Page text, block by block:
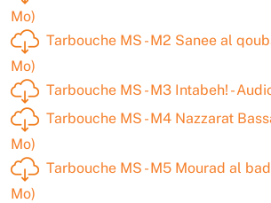
Mo)
Tarbouche MS - M2 Sanee al
Mo)
Tarbouche MS - M3 Intabeh! -
Tarbouche MS - M4 Nazzarat
Mo)
Tarbouche MS - M5 Mourad al
Mo)